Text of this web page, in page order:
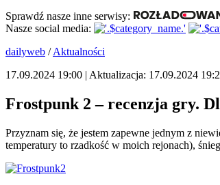
Sprawdź nasze inne serwisy:
Nasze social media:
dailyweb /Aktualności
17.09.2024 19:00 | Aktualizacja: 17.09.2024
Frostpunk 2 – recenzja gry.
Przyznam się, że jestem zapewne jednym z
temperatury to rzadkość w moich rejonach),